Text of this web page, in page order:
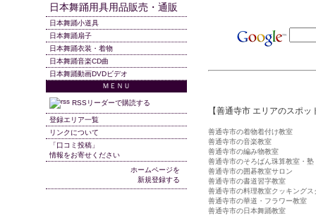
【善通寺市 エリアのスポッ
善通寺市の着物着付け教室
善通寺市の音楽教室
善通寺市の編み物教室
善通寺市のそろばん珠算教室・塾
善通寺市の囲碁教室サロン
善通寺市の書道習字教室
善通寺市の料理教室クッキングス
善通寺市の華道・フラワー教室
善通寺市の日本舞踊教室
日本舞踊用具用品販売・通販
日本舞踊小道具
日本舞踊扇子
日本舞踊衣装・着物
日本舞踊音楽CD曲
日本舞踊動画DVDビデオ
ＭＥＮＵ
RSSリーダーで購読する
登録エリア一覧
リンクについて
「口コミ投稿」
情報をお寄せください
ホームページを
新規登録する